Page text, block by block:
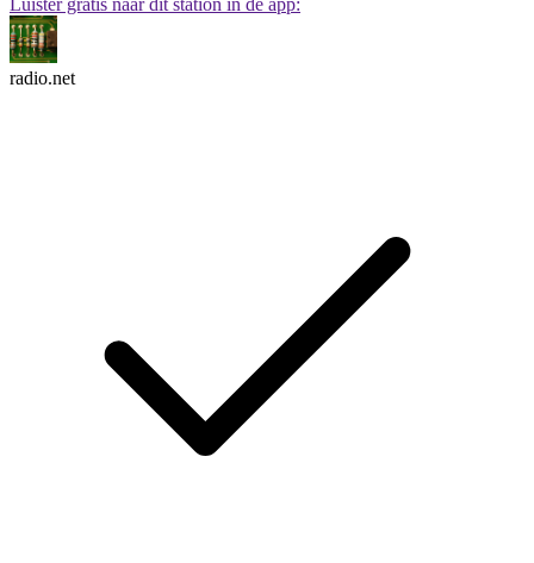
Luister gratis naar dit station in de app:
radio.net